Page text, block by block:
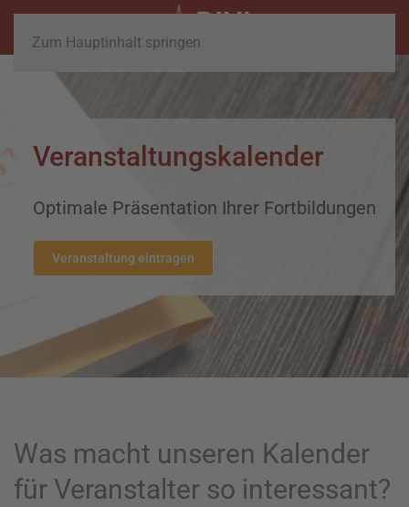
Zum Hauptinhalt springen
Veranstaltungskalender
Optimale Präsentation Ihrer Fortbildungen
Veranstaltung eintragen
Was macht unseren Kalender
für Veranstalter so interessant?